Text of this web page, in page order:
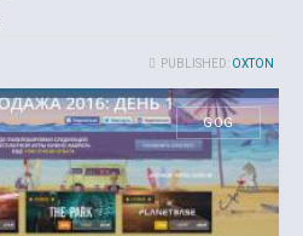
PUBLISHED: OXTON
GOG